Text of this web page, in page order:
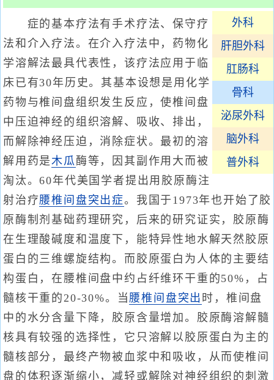
外科
肝胆外科
肛肠科
骨科
泌尿外科
脑外科
普外科
症的基本疗法有手术疗法、保守疗
法和介入疗法。在介入疗法中，药物化
学溶解法最具代表性，该疗法应用于临
床已有30年历史。其基本设想是用化学
药物与椎间盘组织发生反应，使椎间盘
中压迫神经的组织溶解、吸收、排出，
而解除神经压迫，消除症状。最初的溶
解用药是木瓜 酶等，因其副作用大而被
淘汰。60年代美国学者提出用胶原酶注
射治疗腰椎间盘突出症。我国于1973年也开始了胶
原酶制剂基础药理研究，后来的研究证实，胶原酶
在生理酸碱度和温度下，能特异性地水解天然胶原
蛋白的三维螺旋结构。而胶原蛋白为人体的主要结
构蛋白，在腰椎间盘中约占纤维环干重的50%，占
髓核干重的20-30%。当腰椎间盘突出 时，椎间盘
中的水分含量下降，胶原含量增加。胶原酶溶解髓
核具有较强的选择性，它只溶解以胶原蛋白为主的
髓核部分，最终产物被血浆中和吸收，从而使椎间
盘的体积逐渐缩小，减轻或解除对神经组织的刺激